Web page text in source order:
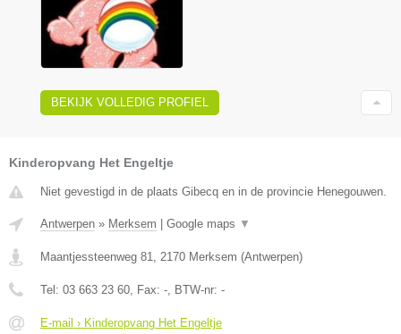
BEKIJK VOLLEDIG PROFIEL
Kinderopvang Het Engeltje
Niet gevestigd in de plaats Gibecq en in de provincie Henegouwen.
Antwerpen » Merksem Google maps ▼
Maantjessteenweg 81 2170 Merksem (Antwerpen)
Tel: 03 663 23 60 , Fax: - , BTW-nr: -
E-mail › Kinderopvang Het Engeltje